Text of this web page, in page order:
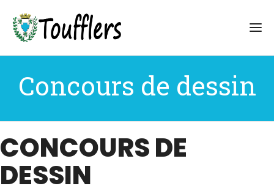
Concours de dessin
CONCOURS DE
DESSIN